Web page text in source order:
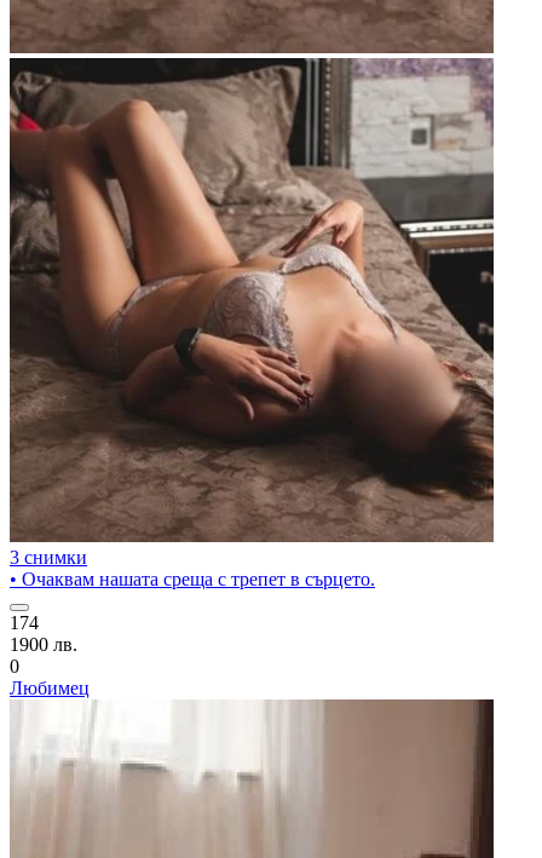
3 снимки
• Очаквам нашата среща с трепет в сърцето.
174
1900 лв.
0
Любимец